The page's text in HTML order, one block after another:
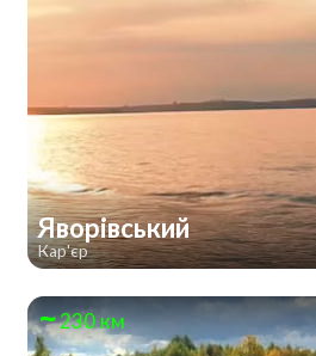
Яворівський
Кар'єр
230 км